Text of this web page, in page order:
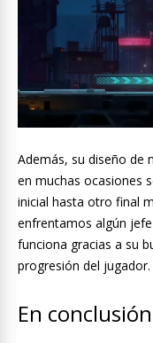
Además, su diseño de
en muchas ocasiones
inicial hasta otro final
enfrentamos algún
funciona gracias a su
progresión del jugador.
En conclusión